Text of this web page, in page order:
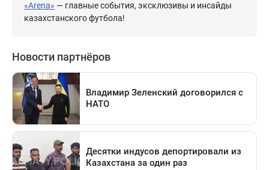
«Arena» — главные события, эксклюзивы и инсайды
казахстанского футбола!